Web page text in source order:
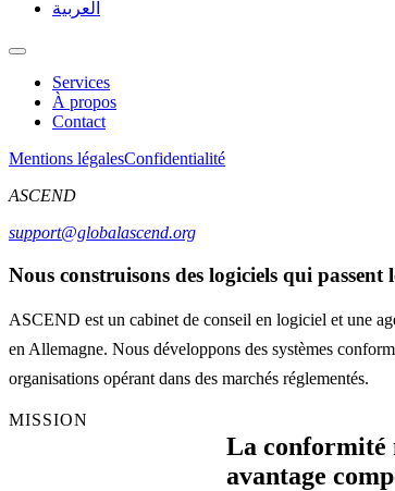
العربية
Services
À propos
Contact
Mentions légalesConfidentialité
ASCEND
support@globalascend.org
Nous construisons des logiciels qui passent
ASCEND est un cabinet de conseil en logiciel et une
en Allemagne. Nous développons des systèmes
organisations opérant dans des marchés réglementés.
MISSION
La conformité
avantage